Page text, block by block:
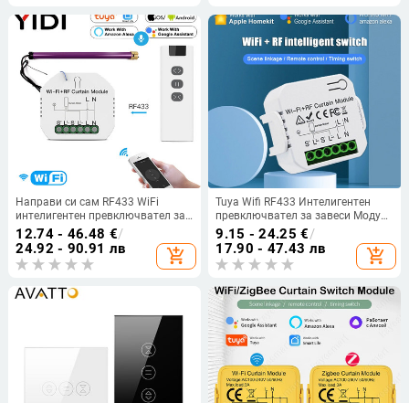
Home
Направи си сам RF433 WiFi
интелигентен превключвател за
завеси Модул Tuya Voice
Безжично управление
Електрически ролетни щори
Превключвател на двигателя на
щорите Прекъсвач Alexa
12.74 - 46.48 €/
24.92 - 90.91 лв
add_shopping_cart
Tuya Wifi RF433 Интелигентен
превключвател за завеси Модул
за превключване на ролетни
щори с поддръжка на
дистанционно управление Google
Home Alexa Smart Home
9.15 - 24.25 €/
17.90 - 47.43 лв
add_shopping_cart